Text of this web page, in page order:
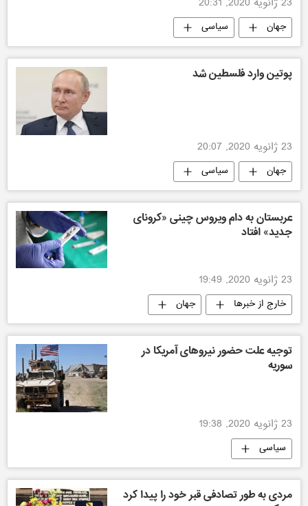
23 ژانویه 2020, 20:31
جهان سیاسی
پوتین وارد فلسطین شد
23 ژانویه 2020, 20:07
جهان سیاسی
عربستان به دام ویروس چینی «کرونای
جدید» افتاد
23 ژانویه 2020, 19:49
خارج از خبرها جهان
توجیه علت حضور نیروهای آمریکا در
سوریه
23 ژانویه 2020, 19:38
سیاسی
مردی به طور تصادفی قبر خود را پیدا کرد